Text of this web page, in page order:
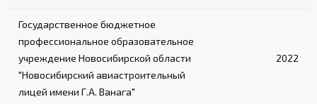
Государственное бюджетное
профессиональное образовательное
учреждение Новосибирской области
"Новосибирский авиастроительный
лицей имени Г.А. Ванага"
2022